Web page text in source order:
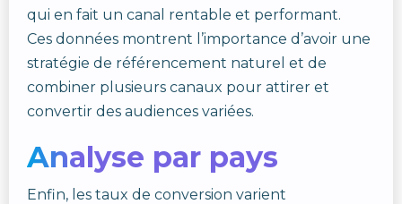
qui en fait un canal rentable et performant.
Ces données montrent l’importance d’avoir une
stratégie de référencement naturel et de
combiner plusieurs canaux pour attirer et
convertir des audiences variées.
Analyse par pays
Enfin, les taux de conversion varient